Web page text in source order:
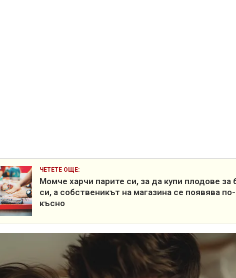
ЧЕТЕТЕ ОЩЕ:
Момче харчи парите си, за да купи плодове за
си, а собственикът на магазина се появява по-
късно